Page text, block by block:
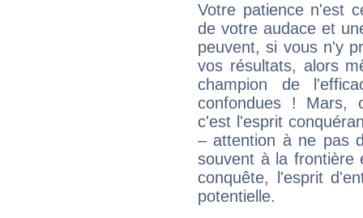
Votre patience n'est
de votre audace et
peuvent, si vous n'y
vos résultats, alors
champion de
confondues ! Mars,
c'est l'esprit
– attention à ne pas
souvent à la frontière
conquête, l'esprit
potentielle.